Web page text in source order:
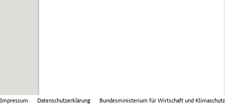
Impressum Datenschutzerklärung Bundesministerium für Wirtschaft und Klimaschutz